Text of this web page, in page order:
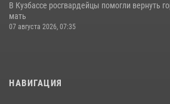
В Кузбассе росгвардейцы помогли вернуть
мать
07 августа 2026, 07:35
НАВИГАЦИЯ